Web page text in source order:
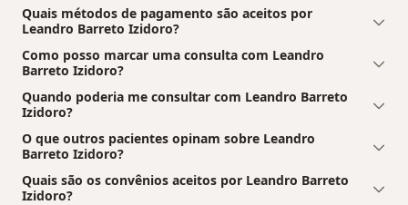
Quais métodos de pagamento são aceitos por
Leandro Barreto Izidoro?
Como posso marcar uma consulta com Leandro
Barreto Izidoro?
Quando poderia me consultar com Leandro Barreto
Izidoro?
O que outros pacientes opinam sobre Leandro
Barreto Izidoro?
Quais são os convênios aceitos por Leandro Barreto
Izidoro?